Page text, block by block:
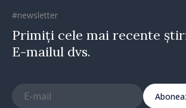
#newsletter
Primiți cele mai recente
E-mailul dvs.